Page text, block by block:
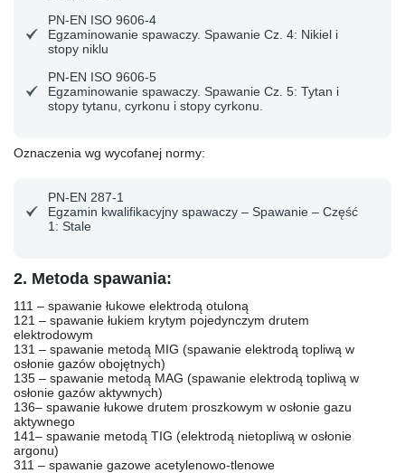
PN-EN ISO 9606-4
Egzaminowanie spawaczy. Spawanie Cz. 4: Nikiel i
stopy niklu
PN-EN ISO 9606-5
Egzaminowanie spawaczy. Spawanie Cz. 5: Tytan i
stopy tytanu, cyrkonu i stopy cyrkonu.
Oznaczenia wg wycofanej normy:
PN-EN 287-1
Egzamin kwalifikacyjny spawaczy – Spawanie – Część
1: Stale
2. Metoda spawania:
111 – spawanie łukowe elektrodą otuloną
121 – spawanie łukiem krytym pojedynczym drutem
elektrodowym
131 – spawanie metodą MIG (spawanie elektrodą topliwą w
osłonie gazów obojętnych)
135 – spawanie metodą MAG (spawanie elektrodą topliwą w
osłonie gazów aktywnych)
136– spawanie łukowe drutem proszkowym w osłonie gazu
aktywnego
141– spawanie metodą TIG (elektrodą nietopliwą w osłonie
argonu)
311 – spawanie gazowe acetylenowo-tlenowe